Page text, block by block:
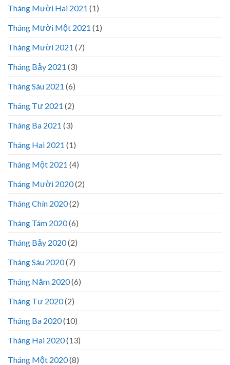
Tháng Mười Hai 2021 (1)
Tháng Mười Một 2021 (1)
Tháng Mười 2021 (7)
Tháng Bảy 2021 (3)
Tháng Sáu 2021 (6)
Tháng Tư 2021 (2)
Tháng Ba 2021 (3)
Tháng Hai 2021 (1)
Tháng Một 2021 (4)
Tháng Mười 2020(2)
Tháng Chín 2020(2)
Tháng Tám 2020(6)
Tháng Bảy 2020(2)
Tháng Sáu 2020(7)
Tháng Năm 2020(6)
Tháng Tư 2020(2)
Tháng Ba 2020(10)
Tháng Hai 2020(13)
Tháng Một 2020(8)